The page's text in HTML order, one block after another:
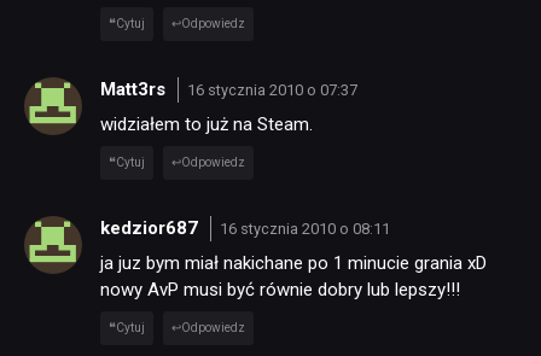
KULTURA
RETRO
TECHNOLOGIE
DYSKUSJE
JUŻ GRALIŚMY
Cytuj Odpowiedz
Matt3rs 16 stycznia 2010 o 07:37
widziałem to już na Steam.
Cytuj Odpowiedz
kedzior687 16 stycznia 2010 o 08:11
ja juz bym miał nakichane po 1 minucie grania xD
nowy AvP musi być równie dobry lub lepszy!!!
Cytuj Odpowiedz